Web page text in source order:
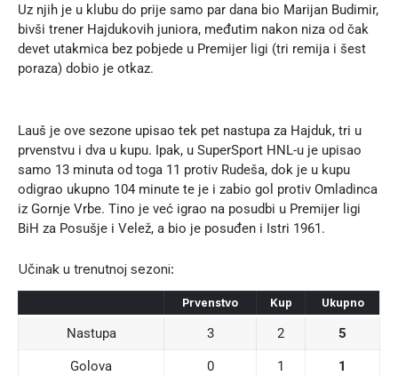
Uz njih je u klubu do prije samo par dana bio Marijan Budimir,
bivši trener Hajdukovih juniora, međutim nakon niza od čak
devet utakmica bez pobjede u Premijer ligi (tri remija i šest
poraza) dobio je otkaz.
Lauš je ove sezone upisao tek pet nastupa za Hajduk, tri u
prvenstvu i dva u kupu. Ipak, u SuperSport HNL-u je upisao
samo 13 minuta od toga 11 protiv Rudeša, dok je u kupu
odigrao ukupno 104 minute te je i zabio gol protiv Omladinca
iz Gornje Vrbe. Tino je već igrao na posudbi u Premijer ligi
BiH za Posušje i Velež, a bio je posuđen i Istri 1961.
Učinak u trenutnoj sezoni:
Prvenstvo Kup Ukupno
Nastupa 3 2 5
Golova 0 1 1